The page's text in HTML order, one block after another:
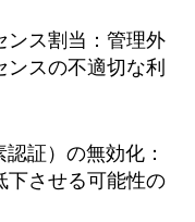
ンス割当 ：管理外
ンスの不適切な利
認証）の無効化 ：
下させる可能性の